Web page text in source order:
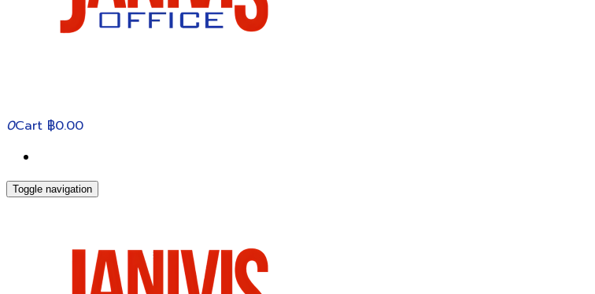
0Cart ฿0.00
Toggle navigation